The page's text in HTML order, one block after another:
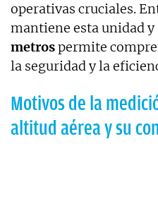
operativas cruciales.
mantiene esta unidad y
metrospermite
la seguridad y la
Motivos de la
altitud aérea y su